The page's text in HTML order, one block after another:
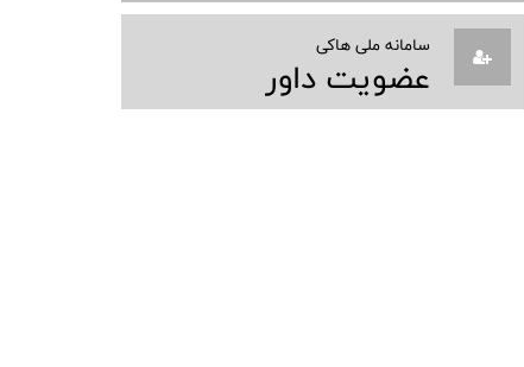
سامانه ملی هاکی
عضویت داور